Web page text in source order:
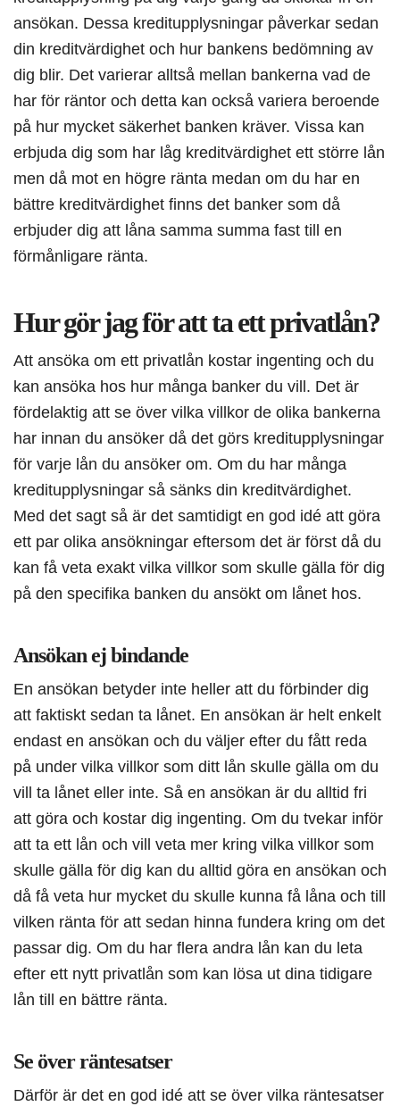
ansökan. Dessa kreditupplysningar påverkar sedan
din kreditvärdighet och hur bankens bedömning av
dig blir. Det varierar alltså mellan bankerna vad de
har för räntor och detta kan också variera beroende
på hur mycket säkerhet banken kräver. Vissa kan
erbjuda dig som har låg kreditvärdighet ett större lån
men då mot en högre ränta medan om du har en
bättre kreditvärdighet finns det banker som då
erbjuder dig att låna samma summa fast till en
förmånligare ränta.
Hur gör jag för att ta ett privatlån?
Att ansöka om ett privatlån kostar ingenting och du
kan ansöka hos hur många banker du vill. Det är
fördelaktig att se över vilka villkor de olika bankerna
har innan du ansöker då det görs kreditupplysningar
för varje lån du ansöker om. Om du har många
kreditupplysningar så sänks din kreditvärdighet.
Med det sagt så är det samtidigt en god idé att göra
ett par olika ansökningar eftersom det är först då du
kan få veta exakt vilka villkor som skulle gälla för dig
på den specifika banken du ansökt om lånet hos.
Ansökan ej bindande
En ansökan betyder inte heller att du förbinder dig
att faktiskt sedan ta lånet. En ansökan är helt enkelt
endast en ansökan och du väljer efter du fått reda
på under vilka villkor som ditt lån skulle gälla om du
vill ta lånet eller inte. Så en ansökan är du alltid fri
att göra och kostar dig ingenting. Om du tvekar inför
att ta ett lån och vill veta mer kring vilka villkor som
skulle gälla för dig kan du alltid göra en ansökan och
då få veta hur mycket du skulle kunna få låna och till
vilken ränta för att sedan hinna fundera kring om det
passar dig. Om du har flera andra lån kan du leta
efter ett nytt privatlån som kan lösa ut dina tidigare
lån till en bättre ränta.
Se över räntesatser
Därför är det en god idé att se över vilka räntesatser